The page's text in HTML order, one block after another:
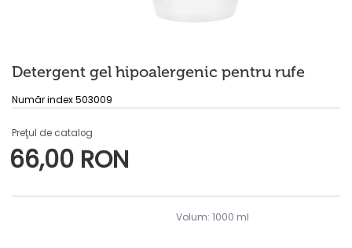
Detergent gel hipoalergenic pentru rufe
Număr index 503009
Preţul de catalog
66,00 RON
Volum: 1000 ml